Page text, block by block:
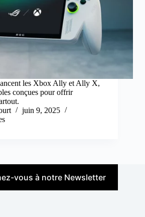
les Xbox Ally et Ally X,
conçues pour offrir
juin 9, 2025
vous à notre Newsletter